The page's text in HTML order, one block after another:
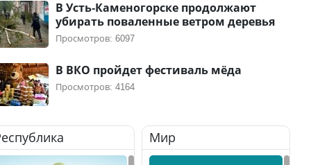
В Усть-Каменогорске продолжают
убирать поваленные ветром деревья
Просмотров: 6097
В ВКО пройдет фестиваль мёда
Просмотров: 4164
Мир